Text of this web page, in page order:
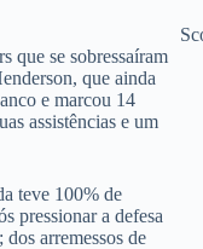
que se sobressaíram
que ainda
e marcou 14
assistências e um
teve 100% de
pressionar a defesa
arremessos de